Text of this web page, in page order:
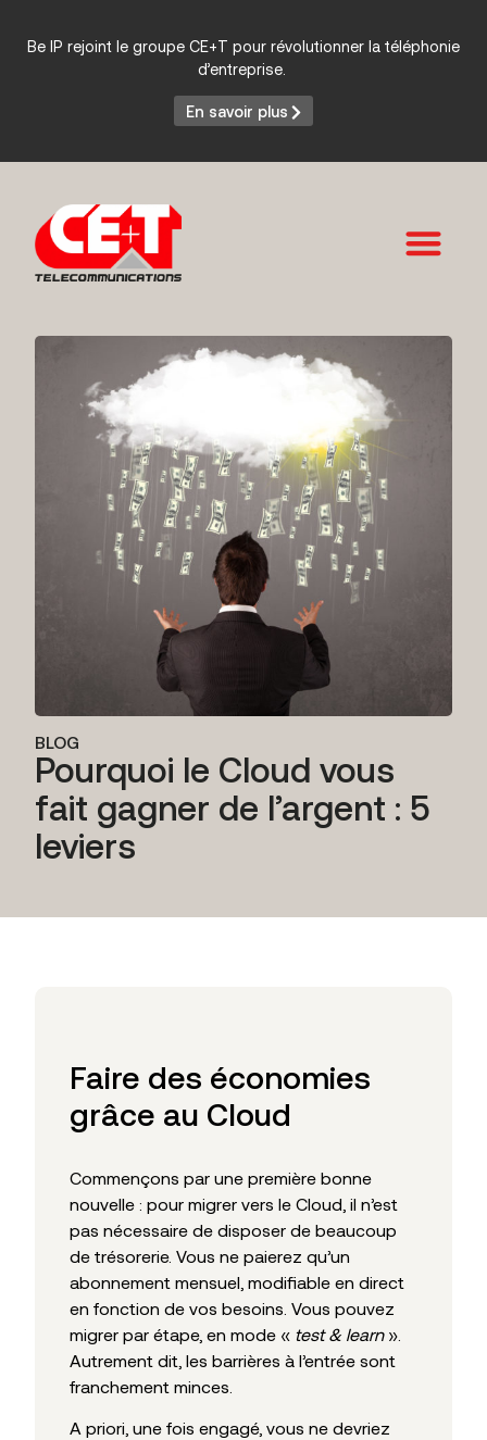
Be IP rejoint le groupe CE+T pour révolutionner la téléphonie
d’entreprise.
En savoir plus
BLOG
Pourquoi le Cloud vous
fait gagner de l’argent : 5
leviers
Faire des économies
grâce au Cloud
Commençons par une première bonne
nouvelle : pour migrer vers le Cloud, il n’est
pas nécessaire de disposer de beaucoup
de trésorerie. Vous ne paierez qu’un
abonnement mensuel, modifiable en direct
en fonction de vos besoins. Vous pouvez
migrer par étape, en mode « test & learn ».
Autrement dit, les barrières à l’entrée sont
franchement minces.
A priori, une fois engagé, vous ne devriez